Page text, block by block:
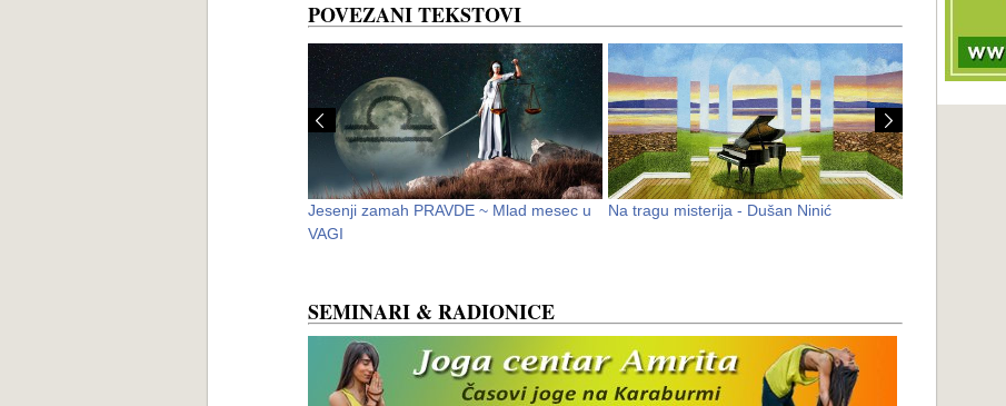
POVEZANI TEKSTOVI
Jesenji zamah PRAVDE ~ Mlad mesec u
VAGI
Na tragu misterija - Dušan Ninić
SEMINARI & RADIONICE